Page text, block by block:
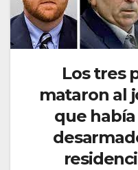
Los tres
mataron al
que